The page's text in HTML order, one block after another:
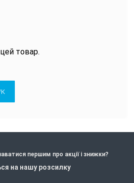
товар.
першим про акції і знижки?
на нашу розсилку